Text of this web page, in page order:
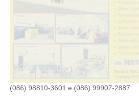
(086) 98810-3601 e (086) 99907-2887